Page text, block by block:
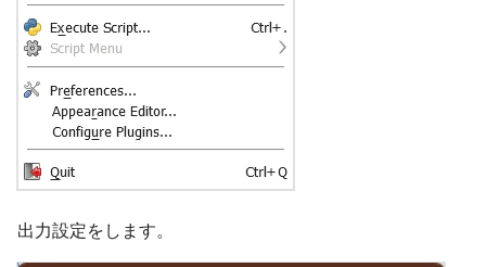
出力設定をします。